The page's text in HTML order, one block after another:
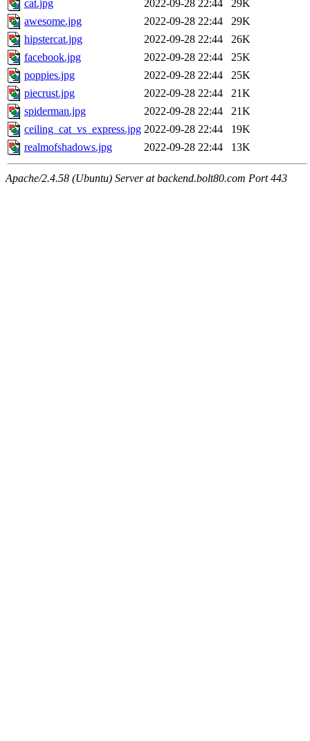
cat.jpg
2022-09-28 22:44
29K
awesome.jpg
2022-09-28 22:44
29K
hipstercat.jpg
2022-09-28 22:44
26K
facebook.jpg
2022-09-28 22:44
25K
poppies.jpg
2022-09-28 22:44
25K
piecrust.jpg
2022-09-28 22:44
21K
spiderman.jpg
2022-09-28 22:44
21K
ceiling_cat_vs_express.jpg 2022-09-28 22:44
19K
realmofshadows.jpg
2022-09-28 22:44 13K
Apache/2.4.58 (Ubuntu) Server at backend.bolt80.com Port 443